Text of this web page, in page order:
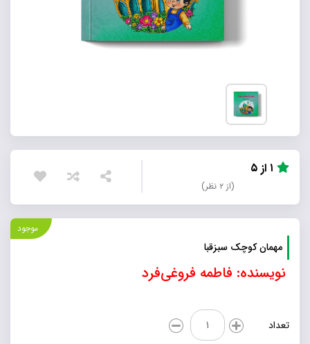
(از ۲ نظر)
موجود
مهمان کوچک سبزقبا
نویسنده: فاطمه فروغی‌فرد
تعداد
مهمان
کوچک